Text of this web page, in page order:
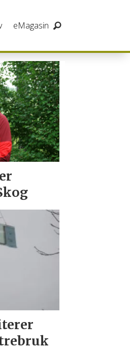
eMagasin